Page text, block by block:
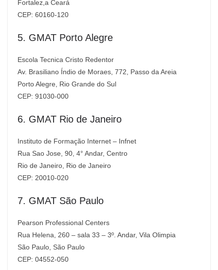
Fortalez,a Ceará
CEP: 60160-120
5. GMAT Porto Alegre
Escola Tecnica Cristo Redentor
Av. Brasiliano Índio de Moraes, 772, Passo da Areia
Porto Alegre, Rio Grande do Sul
CEP: 91030-000
6. GMAT Rio de Janeiro
Instituto de Formação Internet – Infnet
Rua Sao Jose, 90, 4° Andar, Centro
Rio de Janeiro, Rio de Janeiro
CEP: 20010-020
7. GMAT São Paulo
Pearson Professional Centers
Rua Helena, 260 – sala 33 – 3º. Andar, Vila Olimpia
São Paulo, São Paulo
CEP: 04552-050